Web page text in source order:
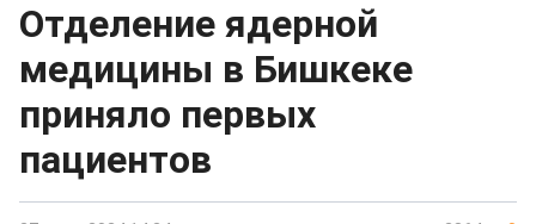
Отделение ядерной
медицины в Бишкеке
приняло первых
пациентов